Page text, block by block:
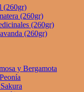
(260gr)
(260gr)
(260gr)
(260gr)
y Bergamota